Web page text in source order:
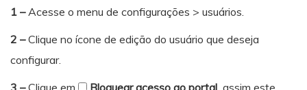
1 –Acesse o menu de configurações > usuários.
2 –Clique no ícone de edição do usuário que deseja
configurar.